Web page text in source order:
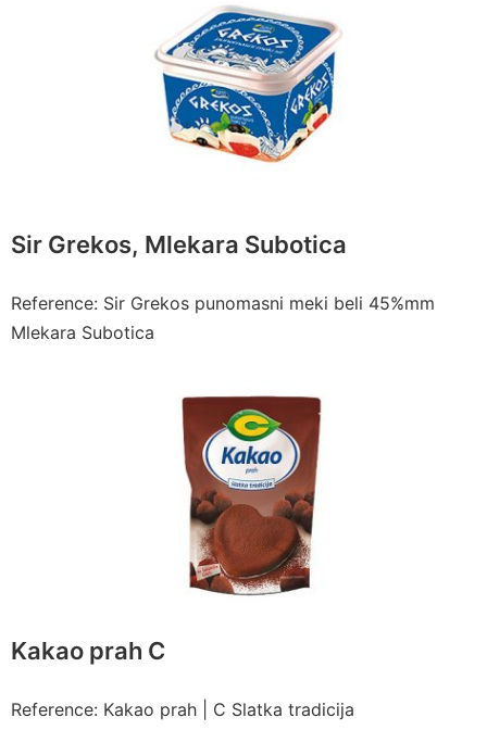
Sir Grekos, Mlekara Subotica
Reference: Sir Grekos punomasni meki beli 45%mm
Mlekara Subotica
Kakao prah C
Reference: Kakao prah | C Slatka tradicija